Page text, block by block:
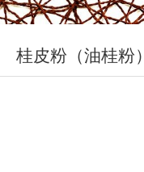
桂皮粉（油桂粉）